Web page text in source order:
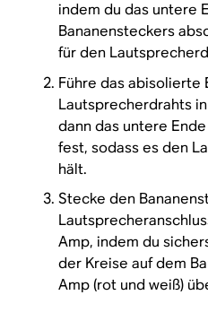
indem du das untere
Bananensteckers
für den
Führe das abisolierte
Lautsprecherdrahts
dann das untere
fest, sodass es den
hält.
Stecke den
Amp, indem du
der Kreise auf dem
Amp (rot und weiß)